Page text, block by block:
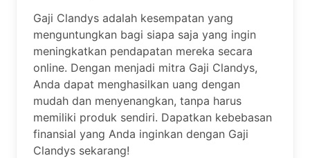
Gaji Clandys adalah kesempatan yang
menguntungkan bagi siapa saja yang ingin
meningkatkan pendapatan mereka secara
online. Dengan menjadi mitra Gaji Clandys,
Anda dapat menghasilkan uang dengan
mudah dan menyenangkan, tanpa harus
memiliki produk sendiri. Dapatkan kebebasan
finansial yang Anda inginkan dengan Gaji
Clandys sekarang!